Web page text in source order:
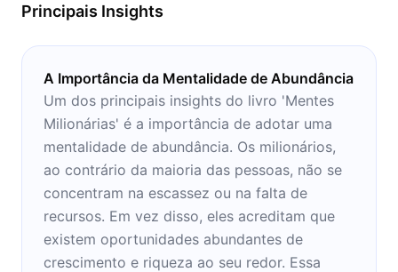
Principais Insights
A Importância da Mentalidade de Abundância
Um dos principais insights do livro 'Mentes
Milionárias' é a importância de adotar uma
mentalidade de abundância. Os milionários,
ao contrário da maioria das pessoas, não se
concentram na escassez ou na falta de
recursos. Em vez disso, eles acreditam que
existem oportunidades abundantes de
crescimento e riqueza ao seu redor. Essa